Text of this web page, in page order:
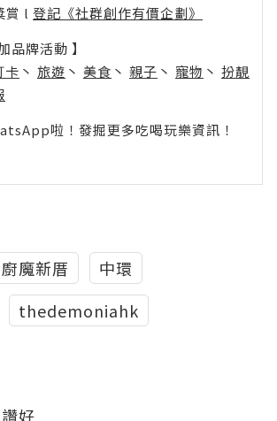
賞 l 登記《社群創作有價企劃》
品牌活動 】
卡 丶 旅遊 丶 美食 丶 親子 丶 寵物 丶 扮靚
啦！發掘更多吃喝玩樂資訊！
廚魔新厝
中環
thedemoniahk
好